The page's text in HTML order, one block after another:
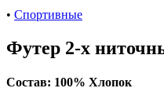
• Спортивные
Футер 2-х
Состав: 100% Хлопок